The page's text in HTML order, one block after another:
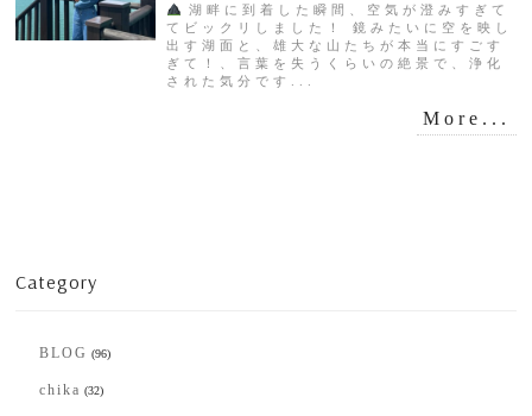
湖畔に到着した瞬間、空気が澄みすぎて
てビックリしました！ 鏡みたいに空を映し
出す湖面と、雄大な山たちが本当にすごす
ぎて！、言葉を失うくらいの絶景で、浄化
された気分です...
More...
Category
BLOG (96)
chika (32)